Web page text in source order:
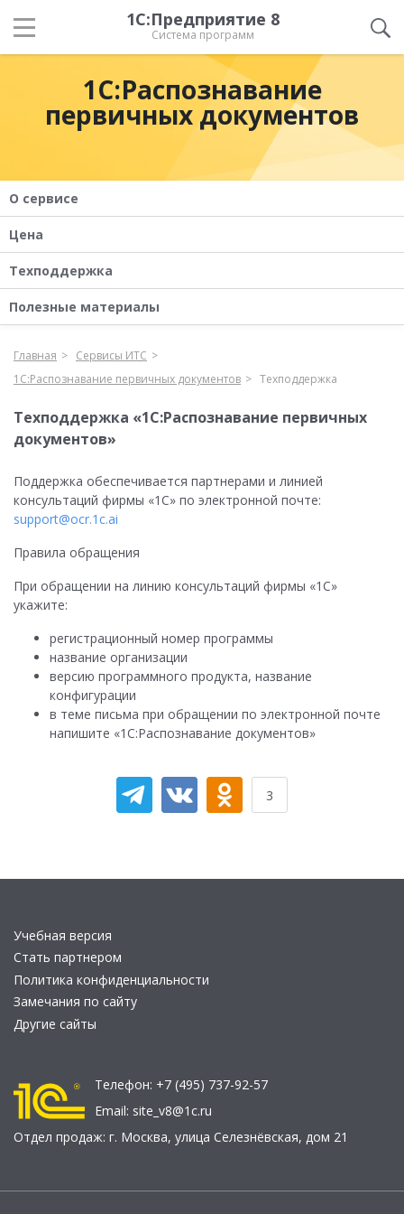
1С:Предприятие 8
Система программ
1С:Распознавание
первичных документов
О сервисе
Цена
Техподдержка
Полезные материалы
Главная
Сервисы ИТС
1С:Распознавание первичных документов
Техподдержка
Техподдержка «1С:Распознавание первичных
документов»
Поддержка обеспечивается партнерами и линией
консультаций фирмы «1С» по электронной почте:
support@ocr.1c.ai
Правила обращения
При обращении на линию консультаций фирмы «1С»
укажите:
регистрационный номер программы
название организации
версию программного продукта, название
конфигурации
в теме письма при обращении по электронной почте
напишите «1С:Распознавание документов»
3
Учебная версия
Стать партнером
Политика конфиденциальности
Замечания по сайту
Другие сайты
Телефон: +7 (495) 737-92-57
Email: site_v8@1c.ru
Отдел продаж: г. Москва, улица Селезнёвская, дом 21